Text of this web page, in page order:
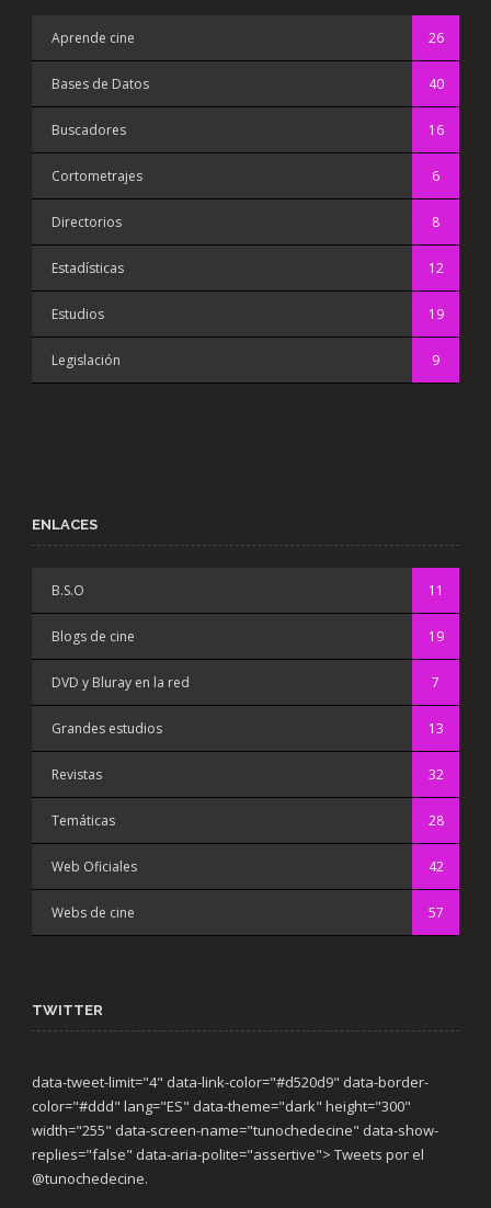
Aprende cine 26
Bases de Datos 40
Buscadores 16
Cortometrajes 6
Directorios 8
Estadísticas 12
Estudios 19
Legislación 9
ENLACES
B.S.O 11
Blogs de cine 19
DVD y Bluray en la red 7
Grandes estudios 13
Revistas 32
Temáticas 28
Web Oficiales 42
Webs de cine 57
TWITTER
data-tweet-limit="4" data-link-color="#d520d9" data-border-
color="#ddd" lang="ES" data-theme="dark" height="300"
width="255" data-screen-name="tunochedecine" data-show-
replies="false" data-aria-polite="assertive"> Tweets por el
@tunochedecine.